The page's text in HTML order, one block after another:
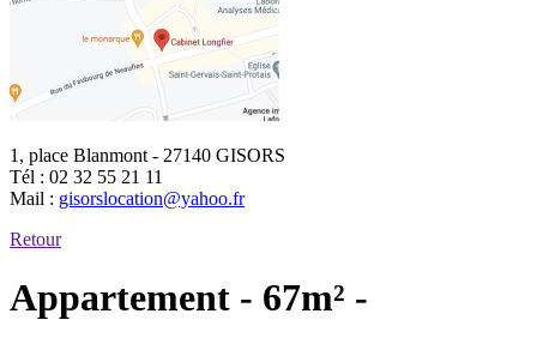
1, place Blanmont - 27140 GISORS
Tél : 02 32 55 21 11
Mail : gisorslocation@yahoo.fr
Retour
Appartement - 67m² -